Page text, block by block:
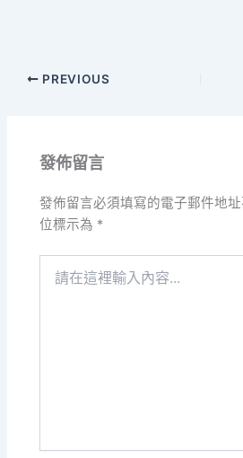
PREVIOUS
發佈留言
發佈留言必須填寫的電子郵件地址
位標示為 *